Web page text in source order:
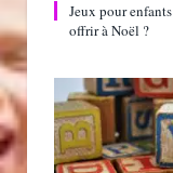
Jeux pour
offrir à Noël ?